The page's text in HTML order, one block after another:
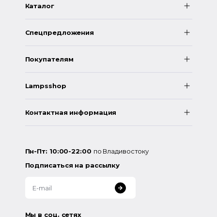
Каталог
Спецпредложения
Покупателям
Lampsshop
Контактная информация
Пн-Пт: 10:00-22:00 по Владивостоку
Подписаться на рассылку
Мы в соц. сетях